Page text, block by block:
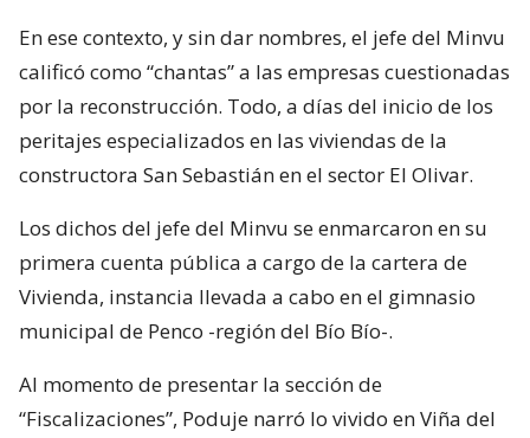
En ese contexto, y sin dar nombres, el jefe del Minvu
calificó como “chantas” a las empresas cuestionadas
por la reconstrucción. Todo, a días del inicio de los
peritajes especializados en las viviendas de la
constructora San Sebastián en el sector El Olivar.
Los dichos del jefe del Minvu se enmarcaron en su
primera cuenta pública a cargo de la cartera de
Vivienda, instancia llevada a cabo en el gimnasio
municipal de Penco -región del Bío Bío-.
Al momento de presentar la sección de
“Fiscalizaciones”, Poduje narró lo vivido en Viña del